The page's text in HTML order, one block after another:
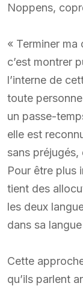
Noppens,
« Terminer
c’est montrer
l’interne de
toute
un passe-
elle est
sans
Pour être plus
tient des
les deux
dans sa
Cette
qu’ils parlent